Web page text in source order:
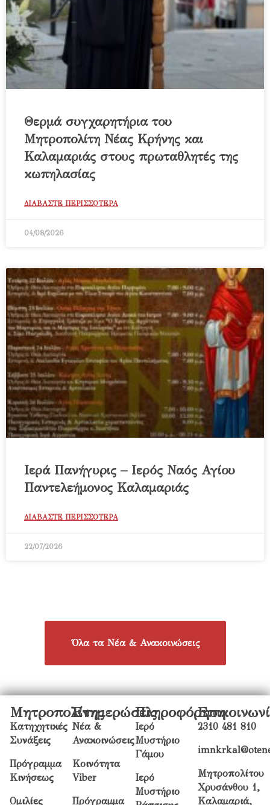
Θερμά συγχαρητήρια του
Μητροπολίτη Νέας Κρήνης και
Καλαμαριάς στους πρωταθλητές της
κωπηλασίας
ΔΙΑΒΑΣΤΕ ΠΕΡΙΣΣΟΤΕΡΑ
04/08/2026
Ιερά Πανήγυρις – Ιερός Ναός Αγίου
Παντελεήμονος Καλαμαριάς
ΔΙΑΒΑΣΤΕ ΠΕΡΙΣΣΟΤΕΡΑ
22/07/2026
Όλα τα Νέα & Ανακοινώσεις
Μητροπολίτης
Κατηχητικές
Συνάξεις
Πρόγραμμα
Κινήσεως
Ομιλίες
Ενημερώσεις
Νέα &
Ανακοινώσεις
Κοινότητα
Viber
Πρόγραμμα
Πληροφόρηση
Ιερό
Μυστήριο
Γάμου
Ιερό
Μυστήριο
2310 481 810
Μητροπολίτου
Χρυσάνθου 1,
Καλαμαριά,